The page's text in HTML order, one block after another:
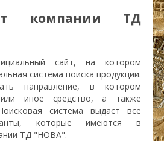
компании ТД
сайт, на котором
система поиска продукции.
направление, в котором
или иное средство, а также
система выдаст все
которые имеются в
ТД "НОВА".